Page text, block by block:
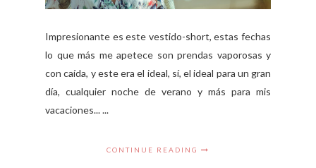
Impresionante es este vestido-short, estas fechas
lo que más me apetece son prendas vaporosas y
con caída, y este era el ideal, sí, el ideal para un gran
día, cualquier noche de verano y más para mis
vacaciones... ...
CONTINUE READING